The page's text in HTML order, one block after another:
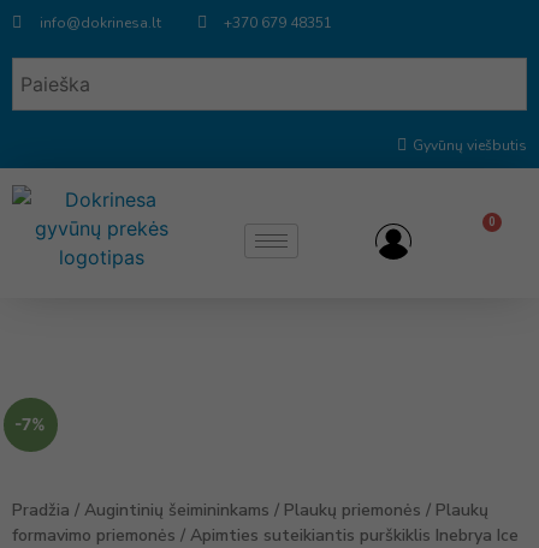
info@dokrinesa.lt +370 679 48351
Gyvūnų viešbutis
0
-7%
Pradžia / Augintinių šeimininkams / Plaukų priemonės / Plaukų
formavimo priemonės / Apimties suteikiantis purškiklis Inebrya Ice